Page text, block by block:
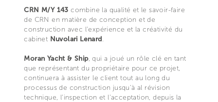
CRN M/Y 143 combine la qualité et le savoir-faire
de CRN en matière de conception et de
construction avec l'expérience et la créativité du
cabinet Nuvolari Lenard.
Moran Yacht & Ship, qui a joué un rôle clé en tant
que représentant du propriétaire pour ce projet,
continuera à assister le client tout au long du
processus de construction jusqu'à al révision
technique, l'inspection et l'acceptation, depuis la